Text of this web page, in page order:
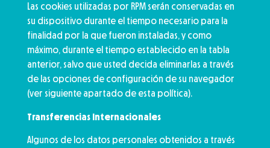
Las cookies utilizadas por RPM serán conservadas en
su dispositivo durante el tiempo necesario para la
finalidad por la que fueron instaladas, y como
máximo, durante el tiempo establecido en la tabla
anterior, salvo que usted decida eliminarlas a través
de las opciones de configuración de su navegador
(ver siguiente apartado de esta política).
Transferencias Internacionales
Algunos de los datos personales obtenidos a través